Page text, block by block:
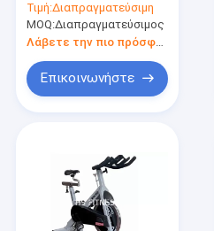
περιστροφής
αντίστασης
ικανότητας ο
εμπορικός
μαγνητικός
Τιμή:Διαπραγματεύσιμη
MOQ:Διαπραγματεύσιμος
Λάβετε την πιο πρόσφατη τιμή
Επικοινωνήστε